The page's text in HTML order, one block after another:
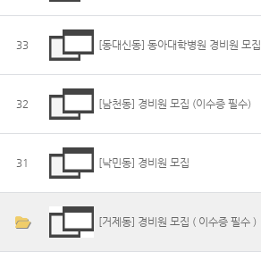
33 [동대신동] 동아대학병원 경비원 모집
32 [남천동] 경비원 모집 (이수증 필수)
31 [낙민동] 경비원 모집
[거제동] 경비원 모집 ( 이수증 필수 )